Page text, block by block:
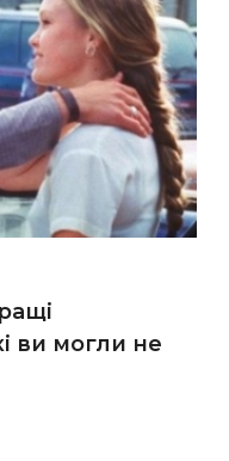
ви могли не